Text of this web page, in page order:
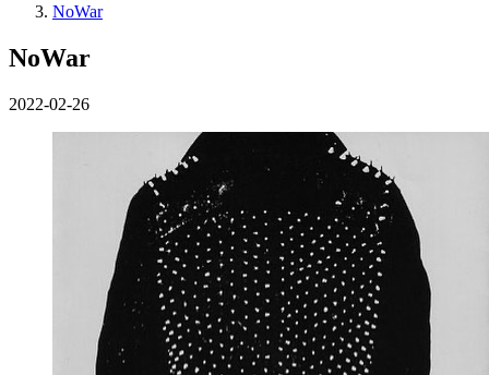
NoWar
NoWar
2022-02-26